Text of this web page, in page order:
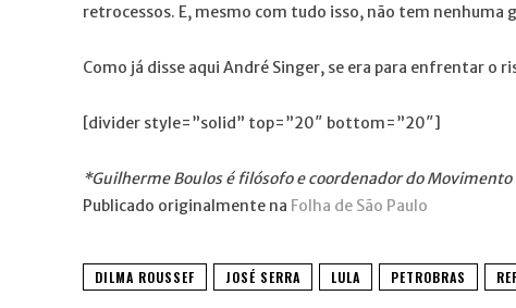
retrocessos. E, mesmo com tudo isso, não tem nenhuma
Como já disse aqui André Singer, se era para enfrentar o
[divider style=”solid” top=”20″ bottom=”20″]
*Guilherme Boulos é filósofo e coordenador do
Publicado originalmente na Folha de São Paulo
DILMA ROUSSEF JOSÉ SERRA LULA PETROBRAS